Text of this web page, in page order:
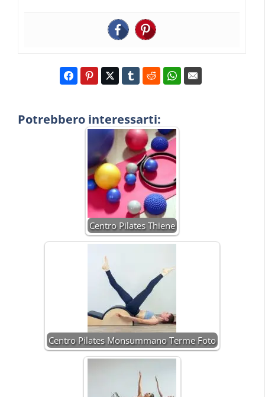
Potrebbero interessarti:
Centro Pilates Thiene
Centro Pilates Monsummano Terme Foto